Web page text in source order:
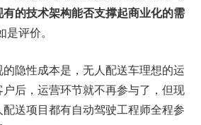
的技术架构能否支撑起商业化的需
是评价。
隐性成本是，无人配送车理想的运
后，运营环节就不再参与了，但现
送项目都有自动驾驶工程师全程参